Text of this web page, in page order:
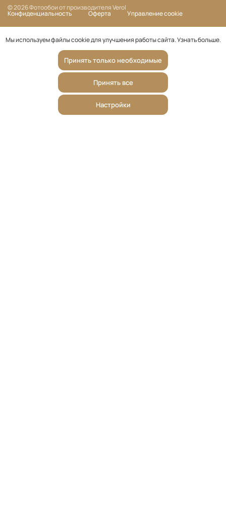
© 2026 Фотообои от производителя Verol
Конфиденциальность Оферта Управление cookie
Мы используем файлы cookie для улучшения работы сайта.Узнать больше.
Принять только необходимые
Принять все
Настройки